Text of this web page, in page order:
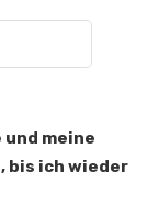
und meine
bis ich wieder